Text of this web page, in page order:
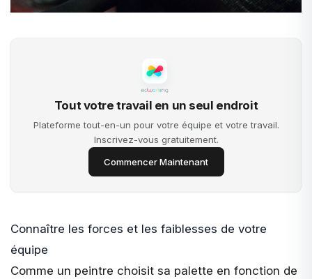
Tout votre travail en un seul endroit
Plateforme tout-en-un pour votre équipe et votre travail.
Inscrivez-vous gratuitement.
Commencer Maintenant
Connaître les forces et les faiblesses de votre
équipe
Comme un peintre choisit sa palette en fonction de